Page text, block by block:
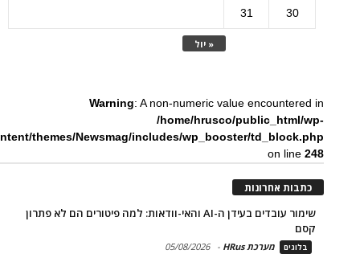
« יול
30
31
Warning: A non-numeric value encountered in
/home/hrusco/public_html/wp-
themes/Newsmag/includes/wp_booster/td_block.php
on line248
כתבות אחרונות
שימור עובדים בעידן ה-AI והאי-וודאות: למה פיטורים הם לא פתרון
קסם
בלוגים מערכת HRus -
05/08/2026